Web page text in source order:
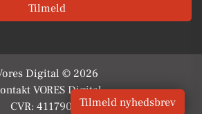
Tilmeld
Digital © 2026
VORES Digital
CVR: 41179082Tilmeld nyhedsbrev